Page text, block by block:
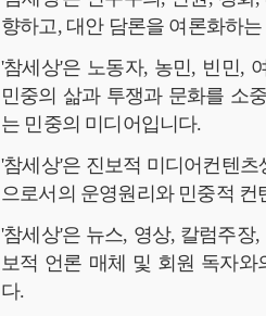
향하고, 대안 담론을 여론화하
'참세상'은 노동자, 농민, 빈민,
민중의 삶과 투쟁과 문화를 소
는 민중의 미디어입니다.
'참세상'은 진보적 미디어컨텐
으로서의 운영원리와 민중적
'참세상'은 뉴스, 영상, 칼럼주
보적 언론 매체 및 회원 독자와
다.